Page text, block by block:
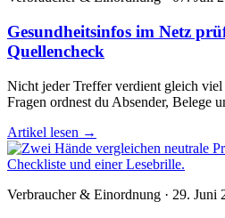
Gesundheitsinfos im Netz
Quellencheck
Nicht jeder Treffer verdient gleich
Fragen ordnest du Absender, Belege
Artikel lesen →
Verbraucher & Einordnung · 29. Juni